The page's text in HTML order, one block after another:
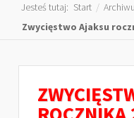
Jesteś tutaj: Start /
Zwycięstwo Ajaksu